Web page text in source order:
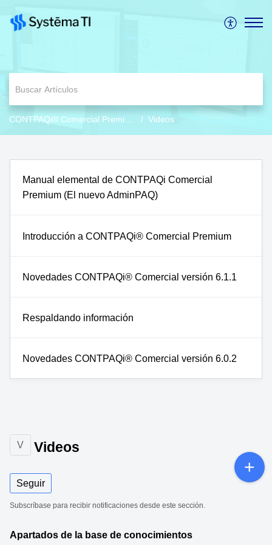
CONTPAQi® Comercial Premium Videos
Manual elemental de CONTPAQi Comercial
Premium (El nuevo AdminPAQ)
Introducción a CONTPAQi® Comercial Premium
Novedades CONTPAQi® Comercial versión 6.1.1
Respaldando información
Novedades CONTPAQi® Comercial versión 6.0.2
V Videos
Seguir
Subscríbase para recibir notificaciones desde este sección.
Apartados de la base de conocimientos